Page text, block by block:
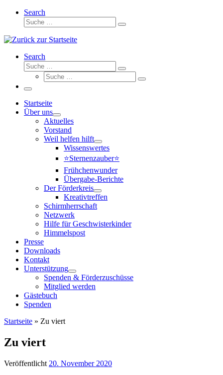
Search
Suche
Suche
Search
Suche
Suche
Suche
Suche
Menü
Startseite
Über uns
Aktuelles
Vorstand
Weil helfen hilft
Wissenswertes
⭐Sternenzauber⭐
Frühchenwunder
Übergabe-Berichte
Der Förderkreis
Kreativtreffen
Schirmherrschaft
Netzwerk
Hilfe für Geschwisterkinder
Himmelspost
Presse
Downloads
Kontakt
Unterstützung
Spenden & Förderzuschüsse
Mitglied werden
Gästebuch
Spenden
Startseite » Zu viert
Zu viert
Veröffentlicht 20. November 2020